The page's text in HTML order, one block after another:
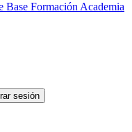
Base Formación Academia
sesión